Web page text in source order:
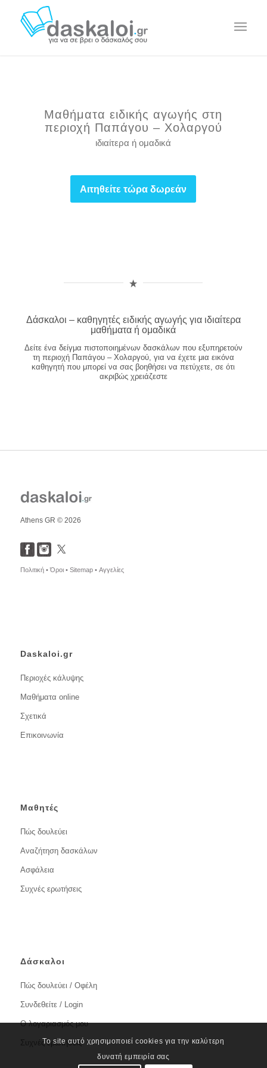
Μαθήματα ειδικής αγωγής στη
περιοχή Παπάγου – Χολαργού
ιδιαίτερα ή ομαδικά
Αιτηθείτε τώρα δωρεάν
Δάσκαλοι – καθηγητές ειδικής αγωγής για ιδιαίτερα
μαθήματα ή ομαδικά
Δείτε ένα δείγμα πιστοποιημένων δασκάλων που εξυπηρετούν
τη περιοχή Παπάγου – Χολαργού, για να έχετε μια εικόνα
καθηγητή που μπορεί να σας βοηθήσει να πετύχετε, σε ότι
ακριβώς χρειάζεστε
Athens GR © 2026
Πολιτική •Όροι • Sitemap • Αγγελίες
Daskaloi.gr
Περιοχές κάλυψης
Μαθήματα online
Σχετικά
Επικοινωνία
Μαθητές
Πώς δουλεύει
Αναζήτηση δασκάλων
Ασφάλεια
Συχνές ερωτήσεις
Δάσκαλοι
Πώς δουλεύει / Οφέλη
Συνδεθείτε / Login
Ο λογαριασμός μου
Συχνές ερωτήσεις
Το site αυτό χρησιμοποιεί cookies για την καλύτερη
δυνατή εμπειρία σας